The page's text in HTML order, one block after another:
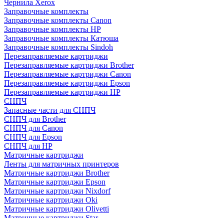
Чернила Xerox
Заправочные комплекты
Заправочные комплекты Canon
Заправочные комплекты HP
Заправочные комплекты Катюша
Заправочные комплекты Sindoh
Перезаправляемые картриджи
Перезаправляемые картриджи Brother
Перезаправляемые картриджи Canon
Перезаправляемые картриджи Epson
Перезаправляемые картриджи HP
СНПЧ
Запасные части для СНПЧ
СНПЧ для Brother
СНПЧ для Canon
СНПЧ для Epson
СНПЧ для HP
Матричные картриджи
Ленты для матричных принтеров
Матричные картриджи Brother
Матричные картриджи Epson
Матричные картриджи Nixdorf
Матричные картриджи Oki
Матричные картриджи Olivetti